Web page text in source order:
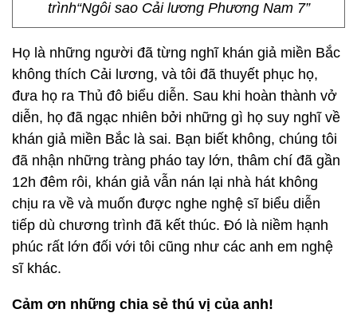
trình“Ngôi sao Cải lương Phương Nam 7”
Họ là những người đã từng nghĩ khán giả miền Bắc
không thích Cải lương, và tôi đã thuyết phục họ,
đưa họ ra Thủ đô biểu diễn. Sau khi hoàn thành vở
diễn, họ đã ngạc nhiên bởi những gì họ suy nghĩ về
khán giả miền Bắc là sai. Bạn biết không, chúng tôi
đã nhận những tràng pháo tay lớn, thâm chí đã gần
12h đêm rôi, khán giả vẫn nán lại nhà hát không
chịu ra về và muốn được nghe nghệ sĩ biểu diễn
tiếp dù chương trình đã kết thúc. Đó là niềm hạnh
phúc rất lớn đối với tôi cũng như các anh em nghệ
sĩ khác.
Cảm ơn những chia sẻ thú vị của anh!